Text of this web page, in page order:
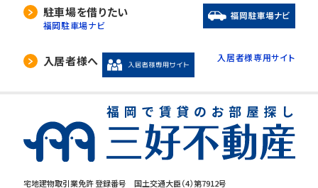
宅地建物取引業免許 登録番号 国土交通大臣（4）第7912号
駐車場を借りたい
福岡駐車場ナビ
入居者様へ 入居者様専用サイト